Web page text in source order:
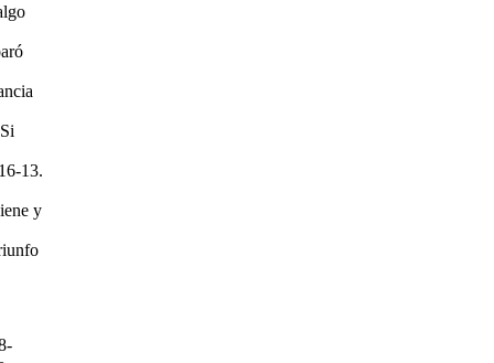
13.
y